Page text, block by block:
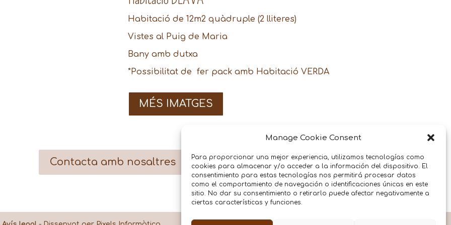
Manage Cookie Consent
Para proporcionar una mejor experiencia, utilizamos tecnologías como
cookies para almacenar y/o acceder a la información del dispositivo. El
consentimiento para estas tecnologías nos permitirá procesar datos
como el comportamiento de navegación o identificaciones únicas en este
sitio. No dar su consentimiento o retirarlo puede afectar negativamente a
ciertas características y funciones.
Habitació de 12m2 quàdruple (2 lliteres)
Vistes al Puig de Maria
Bany amb dutxa
*Possibilitat de fer pack amb Habitació VERDA
MÉS IMATGES
Contacta amb nosaltres